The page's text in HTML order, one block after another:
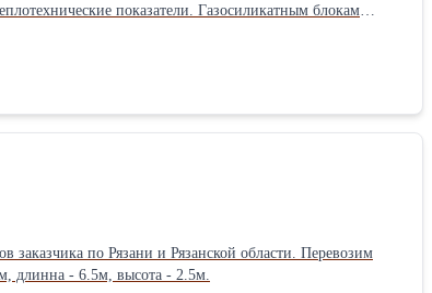
показатели. Газосиликатным блокам
не требуют дополнительного утепления! К сведению:
Газосиликатные блоки ГРАС рекомендованы как для
отличные показатели теплопроводности, сохранения
заказчика по Рязани и Рязанской области. Перевозим
длинна - 6.5м, высота - 2.5м.